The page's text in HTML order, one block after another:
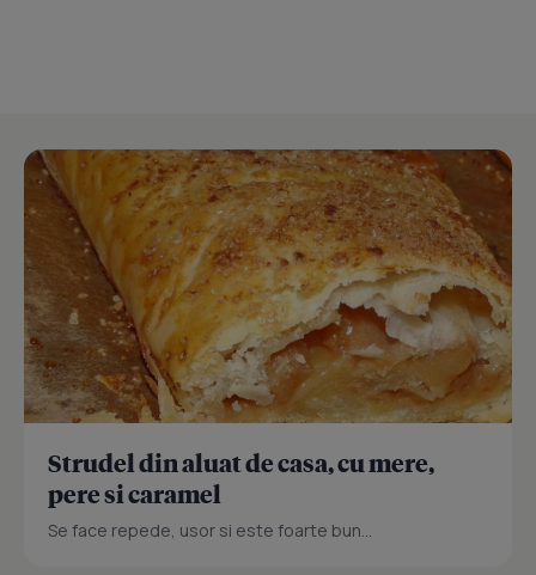
Strudel din aluat de casa, cu mere,
pere si caramel
Se face repede, usor si este foarte bun...